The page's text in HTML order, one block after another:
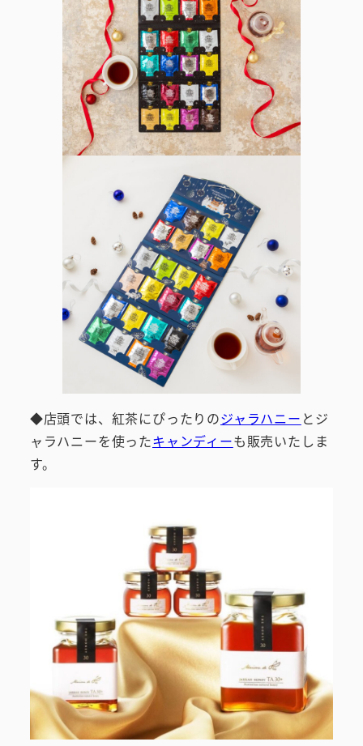
◆店頭では、紅茶にぴったりのジャラハニー とジ
ャラハニーを使ったキャンディーも販売いたしま
す。